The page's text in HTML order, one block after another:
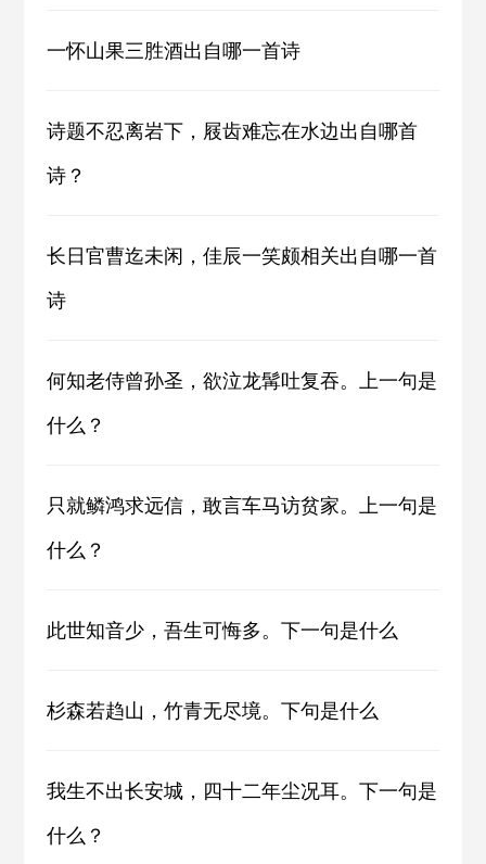
一怀山果三胜酒出自哪一首诗
诗题不忍离岩下，屐齿难忘在水边出自哪首
诗？
长日官曹迄未闲，佳辰一笑颇相关出自哪一首
诗
何知老侍曾孙圣，欲泣龙髯吐复吞。上一句是
什么？
只就鳞鸿求远信，敢言车马访贫家。上一句是
什么？
此世知音少，吾生可悔多。下一句是什么
杉森若趋山，竹青无尽境。下句是什么
我生不出长安城，四十二年尘况耳。下一句是
什么？